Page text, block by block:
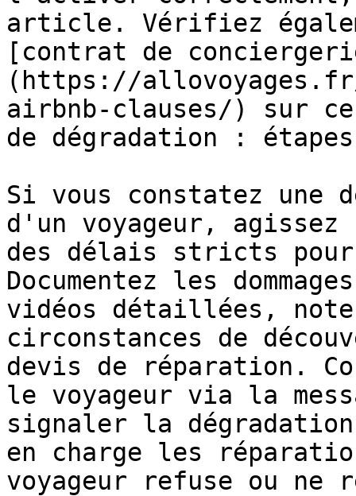
article. Vérifiez
[contrat de
(https://
airbnb-clauses/) sur
de dégradation :
Si vous constatez une
d'un voyageur, agissez
des délais stricts
Documentez les
vidéos détaillées,
circonstances de
devis de réparation.
le voyageur via la
signaler la
en charge les
voyageur refuse ou ne